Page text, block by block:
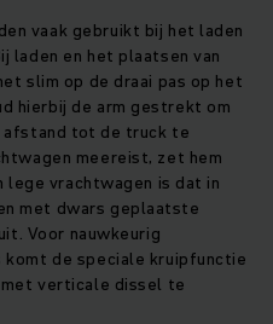
vaak gebruikt bij het laden
laden en het plaatsen van
slim op de draai pas op het
hierbij de arm gestrekt om
afstand tot de truck te
meereist, zet hem
lege vrachtwagen is dat in
met dwars geplaatste
Voor nauwkeurig
de speciale kruipfunctie
met verticale dissel te